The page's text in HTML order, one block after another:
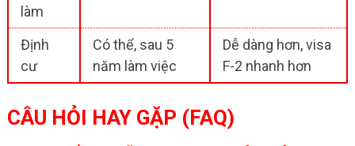
làm
Định
cư
Có thể, sau 5
năm làm việc
Dễ dàng hơn, visa
F-2 nhanh hơn
CÂU HỎI HAY GẶP (FAQ)